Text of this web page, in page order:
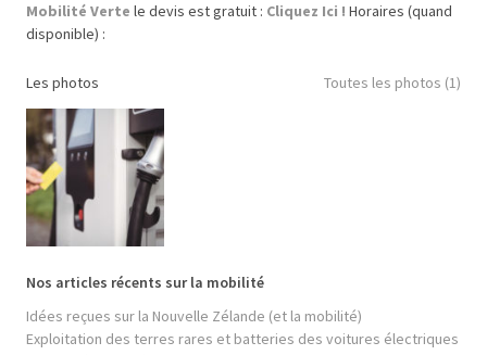
Mobilité Verte le devis est gratuit : Cliquez Ici ! Horaires (quand
disponible) :
Les photos Toutes les photos (1)
Nos articles récents sur la mobilité
Idées reçues sur la Nouvelle Zélande (et la mobilité)
Exploitation des terres rares et batteries des voitures électriques